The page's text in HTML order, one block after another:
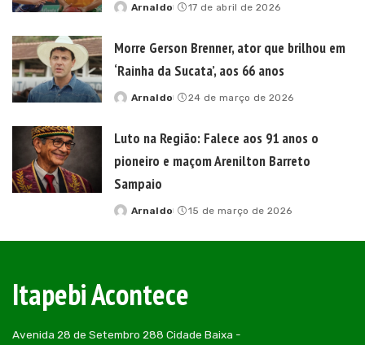
Posted
Arnaldo 17 de abril de 2026
Morre Gerson Brenner, ator que brilhou em
‘Rainha da Sucata’, aos 66 anos
Posted
Arnaldo 24 de março de 2026
Luto na Região: Falece aos 91 anos o
pioneiro e maçom Arenilton Barreto
Sampaio
Posted
Arnaldo 15 de março de 2026
Itapebi Acontece
Avenida 28 de Setembro 288 Cidade Baixa -